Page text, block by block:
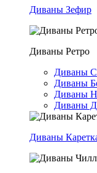
Диваны Зефир
Диваны Ретро
Диваны
Диваны
Диваны
Диваны
Диваны